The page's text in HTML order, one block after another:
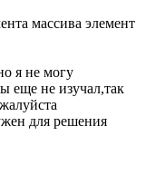
массива элемент
я не могу
еще не изучал,так
для решения